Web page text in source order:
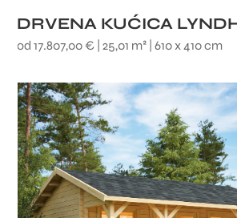
DRVENA KUĆICA
od 17.807,00 € | 25,01 m² | 610 x 410 cm